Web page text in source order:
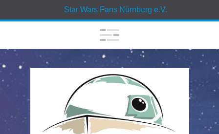
Star Wars Fans Nürnberg e.V.